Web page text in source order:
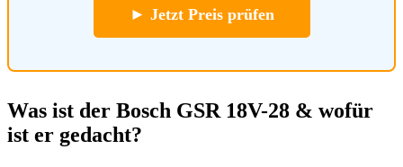
► Jetzt Preis prüfen
Was ist der Bosch GSR 18V-28 & wofür
ist er gedacht?